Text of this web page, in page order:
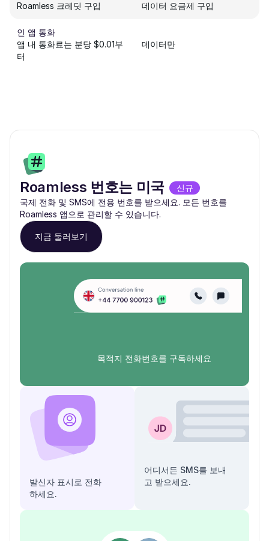
Roamless 크레딧 구입
데이터 요금제 구입
인 앱 통화
앱 내 통화료는 분당 $0.01부
터
데이터만
Roamless 번호는 미국
신규
국제 전화 및 SMS에 전용 번호를 받으세요. 모든 번호를
Roamless 앱으로 관리할 수 있습니다.
지금 둘러보기
목적지 전화번호를 구독하세요
발신자 표시로 전화
하세요.
어디서든 SMS를 보내
고 받으세요.